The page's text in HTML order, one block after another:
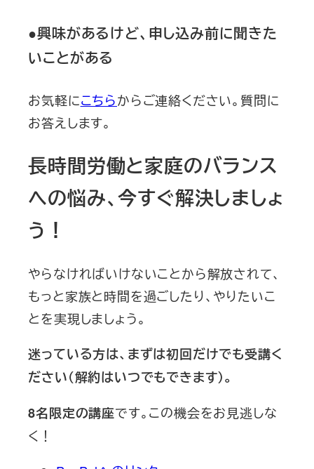
●興味があるけど、申し込み前に聞きた
いことがある
お気軽にこちらからご連絡ください。質問に
お答えします。
長時間労働と家庭のバランス
への悩み、今すぐ解決しましょ
う！
やらなければいけないことから解放されて、
もっと家族と時間を過ごしたり、やりたいこ
とを実現しましょう。
迷っている方は、まずは初回だけでも受講く
ださい（解約はいつでもできます）。
8名限定の講座です。この機会をお見逃しな
く！